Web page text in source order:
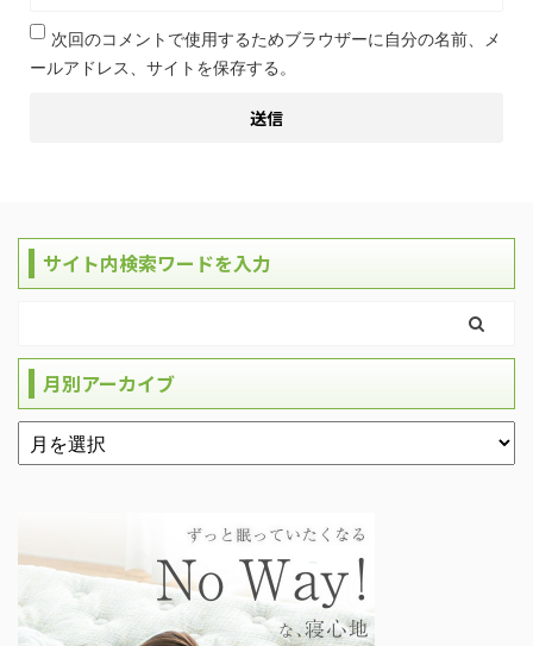
次回のコメントで使用するためブラウザーに自分の名前、メ
ールアドレス、サイトを保存する。
サイト内検索ワードを入力
月別アーカイブ